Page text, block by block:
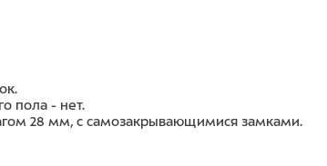
пола - нет.
28 мм, с самозакрывающимися замками.